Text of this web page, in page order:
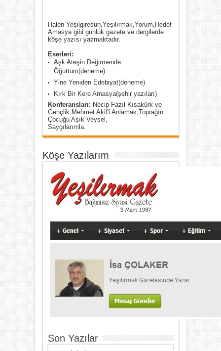
Halen Yeşilgiresun,Yeşilırmak,Yorum,Hedef
Amasya gibi günlük gazete ve dergilerde
köşe yazısı yazmaktadır.
Eserleri:
Aşk Ateşin Değirmende
Öğüttüm(deneme)
Yine Yeniden Edebiyat(deneme)
Kırk Bir Kere Amasya(şehir yazıları)
Konferansları: Necip Fazıl Kısakürk ve
Gençlik,Mehmet Akif'i Anlamak,Toprağın
Çocuğu Aşık Veysel,
Saygılarımla.
Köşe Yazılarım
Son Yazılar